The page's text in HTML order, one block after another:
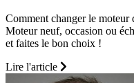
Comment changer le
Moteur neuf, occasion ou
et faites le bon choix !
Lire l'article